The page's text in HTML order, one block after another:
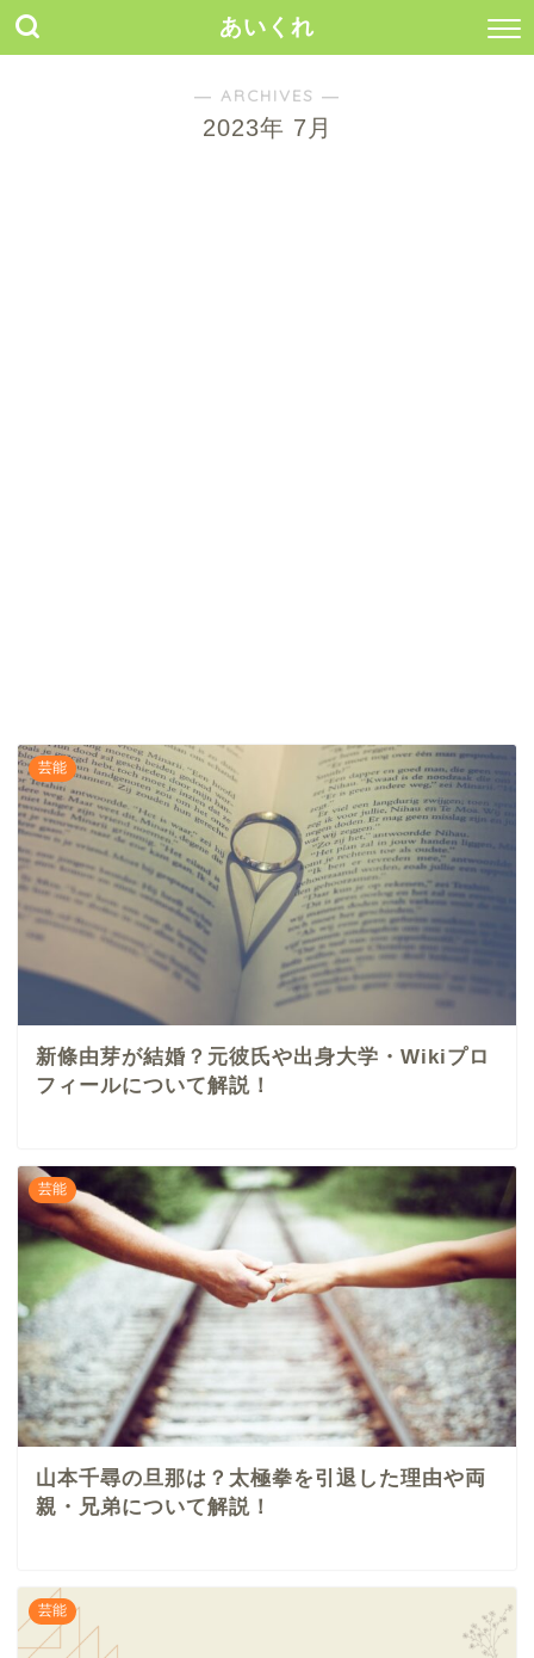
あいくれ
― ARCHIVES ―
2023年 7月
芸能
新條由芽が結婚？元彼氏や出身大学・Wikiプロ
フィールについて解説！
芸能
山本千尋の旦那は？太極拳を引退した理由や両
親・兄弟について解説！
芸能